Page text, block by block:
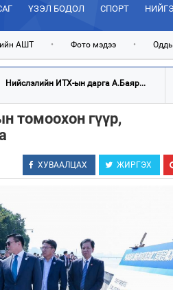
ҮЗЭЛ БОДОЛ СПОРТ
АШТ • Фото мэдээ •
Нийслэлийн ИТХ-ын дарга А.Баяр...
томоохон гүүр,
ХУВААЛЦАХ ЖИРГЭХ